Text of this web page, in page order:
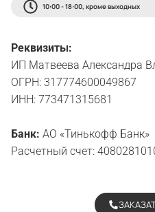
10:00 - 18:00, кроме выходных
Реквизиты:
ИП Матвеева Александра
ОГРН: 317774600049867
ИНН: 773471315681
Банк: АО «Тинькофф Банк»
Расчетный счет: